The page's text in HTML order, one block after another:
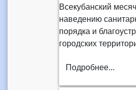
Всекубанский
наведению
порядка и
городских
Подробнее...